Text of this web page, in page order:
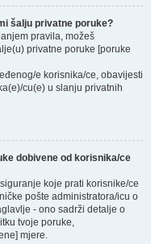
šalju privatne poruke?
pravila, možeš
privatne poruke [poruke
e korisnika/ce, obavijesti
cu(e) u slanju privatnih
dobivene od korisnika/ce
koje prati korisnike/ce
pošte administratora/icu o
- ono sadrži detalje o
tvoje poruke,
mjere.